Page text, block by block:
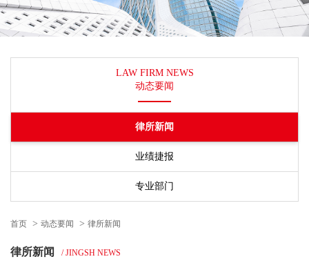
LAW FIRM NEWS
动态要闻
律所新闻
业绩捷报
专业部门
首页 > 动态要闻 > 律所新闻
律所新闻 / JINGSH NEWS